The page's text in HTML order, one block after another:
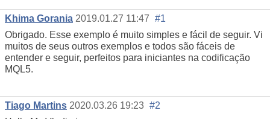
Khima Gorania 2019.01.27 11:47 #1
Obrigado. Esse exemplo é muito simples e fácil de seguir. Vi
muitos de seus outros exemplos e todos são fáceis de
entender e seguir, perfeitos para iniciantes na codificação
MQL5.
Tiago Martins 2020.03.26 19:23 #2